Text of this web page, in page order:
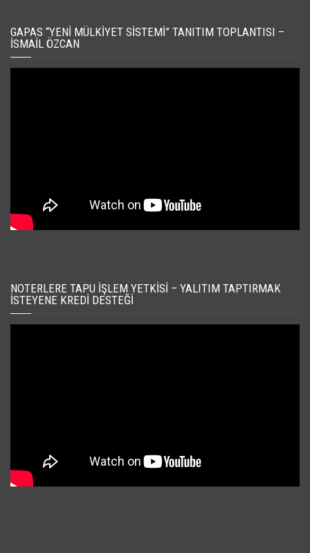
GAPAS “YENI MÜLKIYET SISTEMI” TANITIM TOPLANTISI –
İSMAIL ÖZCAN
NOTERLERE TAPU İŞLEM YETKISI – YALITIM TAPTIRMAK
İSTEYENE KREDI DESTEĞI